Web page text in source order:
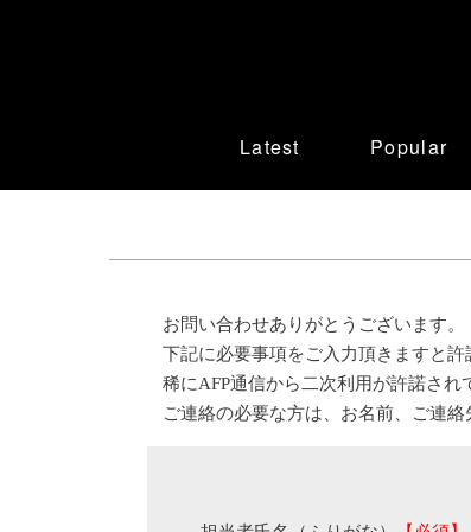
Latest Popular
お問い合わせありがとうございます。
下記に必要事項をご入力頂きますと
稀にAFP通信から二次利用が許諾され
ご連絡の必要な方は、お名前、ご連